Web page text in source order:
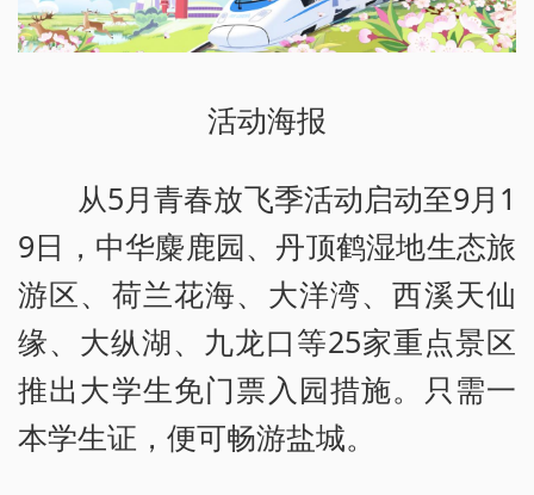
活动海报
从5月青春放飞季活动启动至9月1
9日，中华麋鹿园、丹顶鹤湿地生态旅
游区、荷兰花海、大洋湾、西溪天仙
缘、大纵湖、九龙口等25家重点景区
推出大学生免门票入园措施。只需一
本学生证，便可畅游盐城。